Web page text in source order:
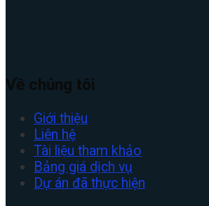
Về chúng tôi
Giới thiệu
Liên hệ
Tài liệu tham khảo
Bảng giá dịch vụ
Dự án đã thực hiện